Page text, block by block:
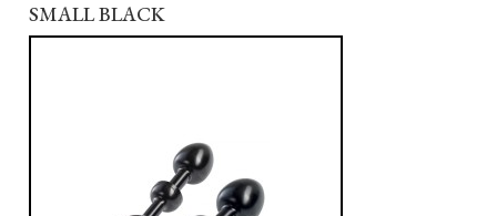
SMALL BLACK